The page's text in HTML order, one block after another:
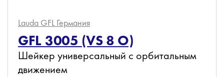
Lauda GFL Германия
GFL 3005 (VS 8 O)
Шейкер универсальный с орбитальным
движением